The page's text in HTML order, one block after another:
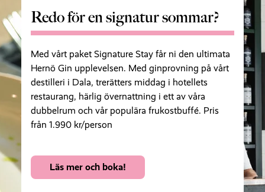
Redo för en signatur sommar?
Med vårt paket Signature Stay får ni den ultimata
Hernö Gin upplevelsen. Med ginprovning på vårt
destilleri i Dala, trerätters middag i hotellets
restaurang, härlig övernattning i ett av våra
dubbelrum och vår populära frukostbuffé. Pris
från 1.990 kr/person
Läs mer och boka!